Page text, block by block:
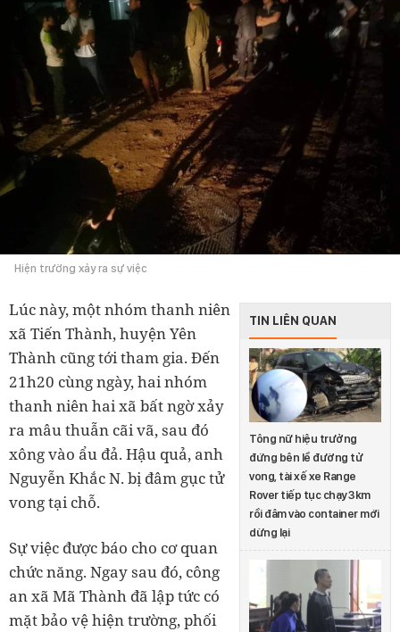
Hiện trường xảy ra sự việc
TIN LIÊN QUAN
Tông nữ hiệu trưởng
đứng bên lề đường tử
vong, tài xế xe Range
Rover tiếp tục chạy 3km
rồi đâm vào container mới
dừng lại
Lúc này, một nhóm thanh niên
xã Tiến Thành, huyện Yên
Thành cũng tới tham gia. Đến
21h20 cùng ngày, hai nhóm
thanh niên hai xã bất ngờ xảy
ra mâu thuẫn cãi vã, sau đó
xông vào ẩu đả. Hậu quả, anh
Nguyễn Khắc N. bị đâm gục tử
vong tại chỗ.
Sự việc được báo cho cơ quan
chức năng. Ngay sau đó, công
an xã Mã Thành đã lập tức có
mặt bảo vệ hiện trường, phối